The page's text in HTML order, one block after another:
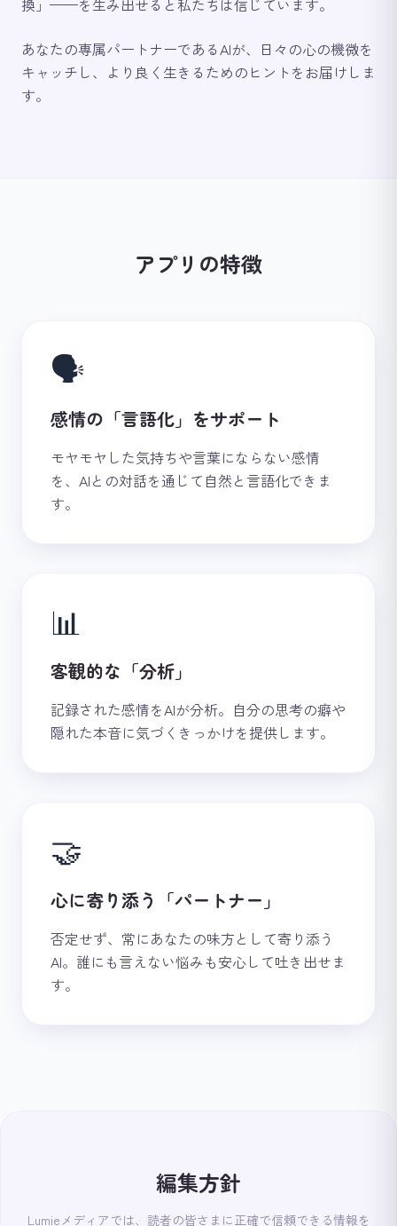
換」——を生み出せると私たちは信じています。
あなたの専属パートナーであるAIが、日々の心の機微を
キャッチし、より良く生きるためのヒントをお届けしま
す。
アプリの特徴
🗣️
感情の「言語化」をサポート
モヤモヤした気持ちや言葉にならない感情
を、AIとの対話を通じて自然と言語化できま
す。
📊
客観的な「分析」
記録された感情をAIが分析。自分の思考の癖や
隠れた本音に気づくきっかけを提供します。
🤝
心に寄り添う「パートナー」
否定せず、常にあなたの味方として寄り添う
AI。誰にも言えない悩みも安心して吐き出せま
す。
編集方針
Lumieメディアでは、読者の皆さまに正確で信頼できる情報を